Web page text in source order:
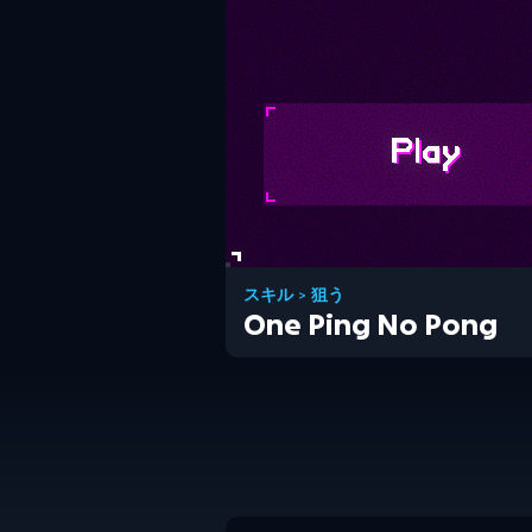
スキル> 狙う
One Ping No Pong